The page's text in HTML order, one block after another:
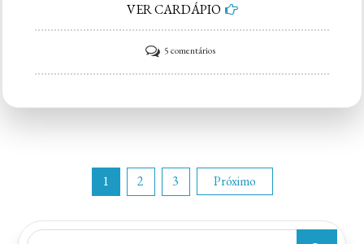
VER CARDÁPIO
5 comentáriosem
Amor
Paginação
de
1 2 3 Próximo
Search